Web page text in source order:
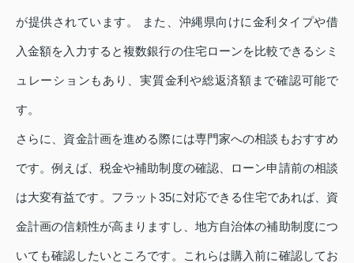
が提供されています。 また、沖縄県向けに金利タイプや借
入金額を入力すると複数銀行の住宅ローンを比較できるシミ
ュレーションもあり、実質金利や総返済額まで確認可能で
す。
さらに、資金計画を進める際には専門家への相談もおすすめ
です。例えば、税金や補助制度の確認、ローン申請前の相談
は大変有益です。フラット35に対応できる住宅であれば、資
金計画の信頼性が高まりますし、地方自治体の補助制度につ
いても確認したいところです。これらは購入前に確認してお